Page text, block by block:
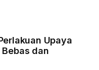
Upaya
dan